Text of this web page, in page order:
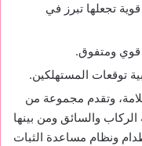
تجعلها تبرز في
قوي ومتفوق.
توقعات المستهلكين.
وتقدم مجموعة من
الركاب والسائق ومن بينها
ونظام مساعدة الثبات